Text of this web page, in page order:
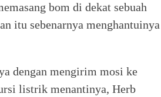
bom di dekat sebuah
itu sebenarnya menghantuinya
dengan mengirim mosi ke
listrik menantinya, Herb